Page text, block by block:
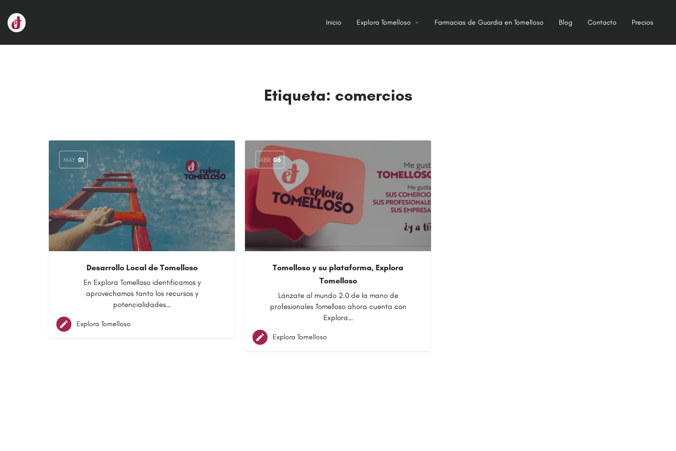
Inicio Explora Tomelloso Farmacias de Guardia en Tomelloso Blog Contacto Precios
Etiqueta: comercios
MAY 01
Desarrollo Local de Tomelloso
En Explora Tomelloso identificamos y
aprovechamos tanto los recursos y
potencialidades…
Explora Tomelloso
ABR 06
Tomelloso y su plataforma, Explora
Tomelloso
Lánzate al mundo 2.0 de la mano de
profesionales Tomelloso ahora cuenta con
Explora…
Explora Tomelloso